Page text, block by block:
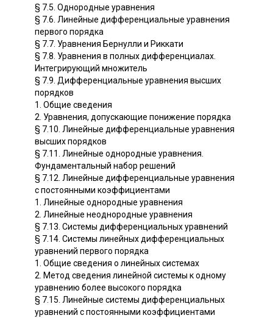
§ 7.5. Однородные уравнения
§ 7.6. Линейные дифференциальные уравнения
первого порядка
§ 7.7. Уравнения Бернулли и Риккати
§ 7.8. Уравнения в полных дифференциалах.
Интегрирующий множитель
§ 7.9. Дифференциальные уравнения высших
порядков
1. Общие сведения
2. Уравнения, допускающие понижение порядка
§ 7.10. Линейные дифференциальные уравнения
высших порядков
§ 7.11. Линейные однородные уравнения.
Фундаментальный набор решений
§ 7.12. Линейные дифференциальные уравнения
с постоянными коэффициентами
1. Линейные однородные уравнения
2. Линейные неоднородные уравнения
§ 7.13. Системы дифференциальных уравнений
§ 7.14. Системы линейных дифференциальных
уравнений первого порядка
1. Общие сведения о линейных системах
2. Метод сведения линейной системы к одному
уравнению более высокого порядка
§ 7.15. Линейные системы дифференциальных
уравнений с постоянными коэффициентами